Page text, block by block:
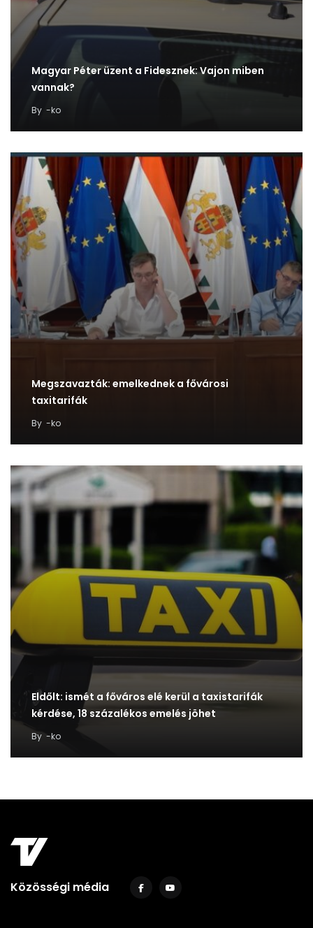
Magyar Péter üzent a Fidesznek: Vajon miben
vannak?
By -ko
Megszavazták: emelkednek a fővárosi
taxitarifák
By -ko
Eldőlt: ismét a főváros elé kerül a taxistarifák
kérdése, 18 százalékos emelés jöhet
By -ko
Közösségi média